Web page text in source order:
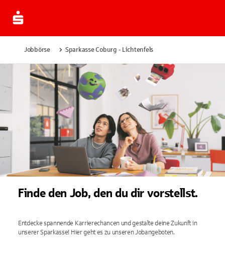
Jobbörse Sparkasse Coburg - Lichtenfels
Finde den Job, den du dir vorstellst.
Entdecke spannende Karrierechancen und gestalte deine Zukunft in
unserer Sparkasse! Hier geht es zu unseren Jobangeboten.